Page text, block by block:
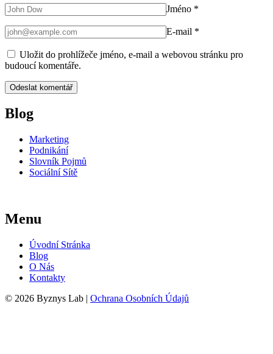
Jméno *
E-mail *
Uložit do prohlížeče jméno, e-mail a webovou stránku pro
budoucí komentáře.
Blog
Marketing
Podnikání
Slovník Pojmů
Sociální Sítě
Menu
Úvodní Stránka
Blog
O Nás
Kontakty
© 2026 Byznys Lab | Ochrana Osobních Údajů